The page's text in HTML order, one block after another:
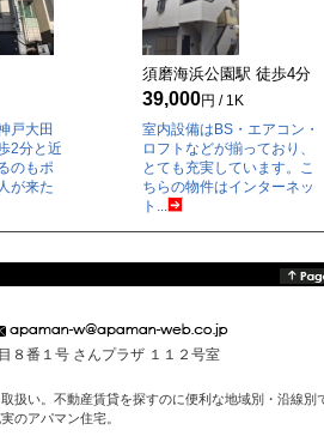
戸大田
2分と近
のもポ
が来た
須磨海浜公園駅 徒歩4分
39,000円 / 1K
室内設備はBS・エアコン・
ロフトなどが揃っており、
とても充実しています。こ
ちらの物件はインターネッ
ト...
番１号 さんプラザ １１２号室
扱い。不動産賃貸を探すのに便利な地域別・沿線別
のアパマン住宅。